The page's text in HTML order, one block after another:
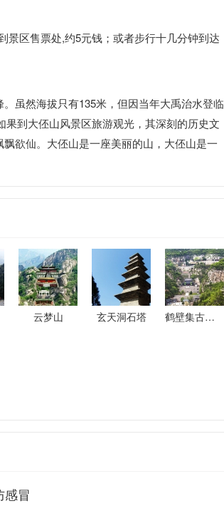
景区售票处,约5元钱；或者步行十几分钟到达
虽然海拔只有135米，但因当年大禹治水登临
果到大伾山风景区旅游观光，其深刻的历史文
欲仙。大伾山是一座美丽的山，大伾山是一
云梦山 玄天洞石塔 鹤壁集古瓷窑遗
冒